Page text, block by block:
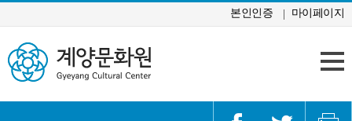
콘텐츠 바로가기 본인인증 마이페이지